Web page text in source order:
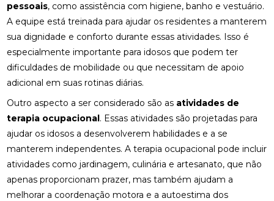
pessoais, como assistência com higiene, banho e vestuário.
A equipe está treinada para ajudar os residentes a manterem
sua dignidade e conforto durante essas atividades. Isso é
especialmente importante para idosos que podem ter
dificuldades de mobilidade ou que necessitam de apoio
adicional em suas rotinas diárias.
Outro aspecto a ser considerado são as atividades de
terapia ocupacional. Essas atividades são projetadas para
ajudar os idosos a desenvolverem habilidades e a se
manterem independentes. A terapia ocupacional pode incluir
atividades como jardinagem, culinária e artesanato, que não
apenas proporcionam prazer, mas também ajudam a
melhorar a coordenação motora e a autoestima dos